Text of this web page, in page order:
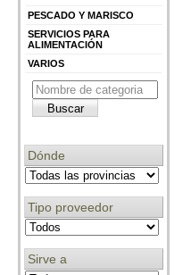
PESCADO Y MARISCO
SERVICIOS PARA
ALIMENTACIÓN
VARIOS
Dónde
Tipo proveedor
Sirve a